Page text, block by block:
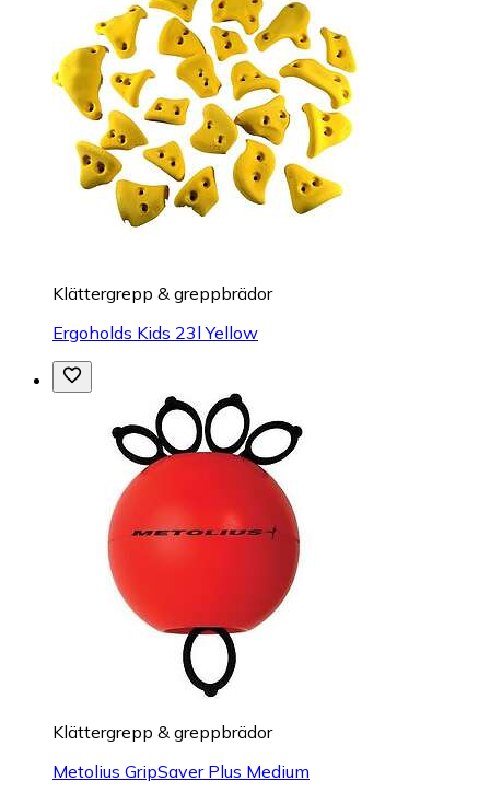
Klättergrepp & greppbrädor
Ergoholds Kids 23l Yellow
Klättergrepp & greppbrädor
Metolius GripSaver Plus Medium